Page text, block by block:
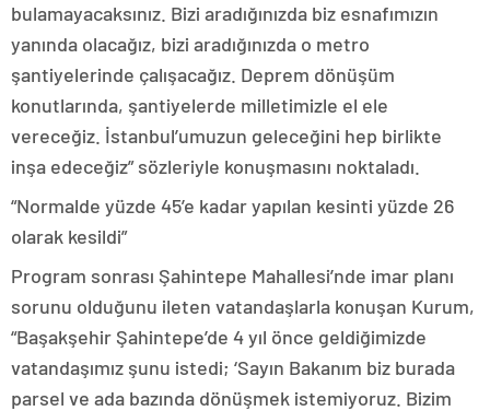
bulamayacaksınız. Bizi aradığınızda biz esnafımızın
yanında olacağız, bizi aradığınızda o metro
şantiyelerinde çalışacağız. Deprem dönüşüm
konutlarında, şantiyelerde milletimizle el ele
vereceğiz. İstanbul’umuzun geleceğini hep birlikte
inşa edeceğiz” sözleriyle konuşmasını noktaladı.
“Normalde yüzde 45’e kadar yapılan kesinti yüzde 26
olarak kesildi”
Program sonrası Şahintepe Mahallesi’nde imar planı
sorunu olduğunu ileten vatandaşlarla konuşan Kurum,
“Başakşehir Şahintepe’de 4 yıl önce geldiğimizde
vatandaşımız şunu istedi; ‘Sayın Bakanım biz burada
parsel ve ada bazında dönüşmek istemiyoruz. Bizim